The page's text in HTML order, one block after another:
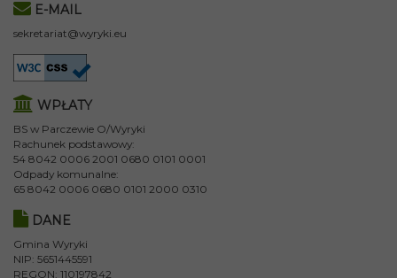
E-MAIL
sekretariat@wyryki.eu
WPŁATY
BS w Parczewie O/Wyryki
Rachunek podstawowy:
54 8042 0006 2001 0680 0101 0001
Odpady komunalne:
65 8042 0006 0680 0101 2000 0310
DANE
Gmina Wyryki
NIP: 5651445591
REGON: 110197842